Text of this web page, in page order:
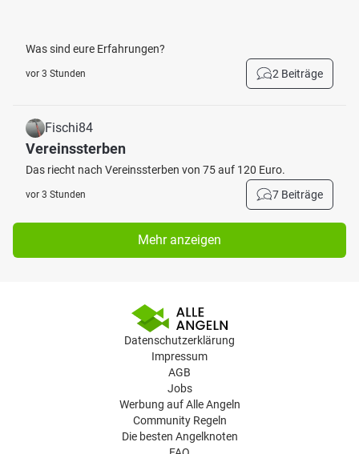
Was sind eure Erfahrungen?
vor 3 Stunden 2 Beiträge
Fischi84
Vereinssterben
Das riecht nach Vereinssterben von 75 auf 120 Euro.
vor 3 Stunden 7 Beiträge
Mehr anzeigen
Datenschutzerklärung
Impressum
AGB
Jobs
Werbung auf Alle Angeln
Community Regeln
Die besten Angelknoten